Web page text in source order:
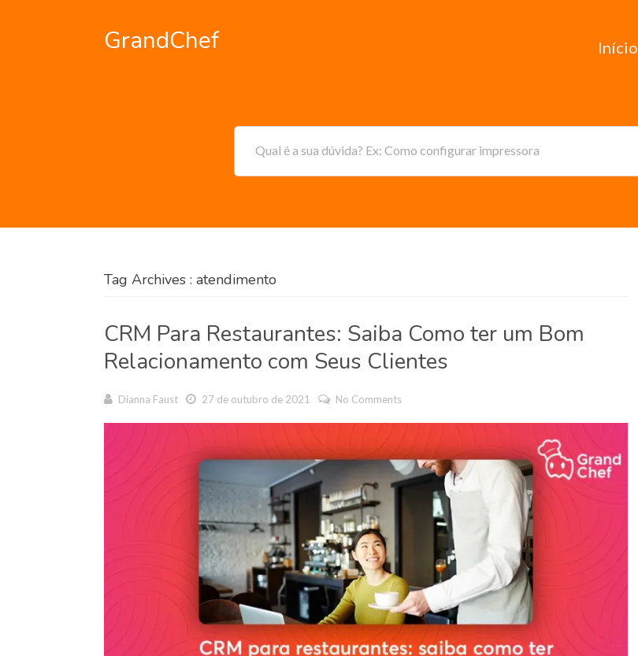
GrandChef Início
Qual é a sua dúvida? Ex: Como configurar impressora
Tag Archives : atendimento
CRM Para Restaurantes: Saiba Como ter um Bom
Relacionamento com Seus Clientes
Dianna Faust 27 de outubro de 2021 No Comments